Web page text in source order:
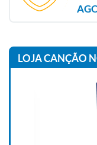
LOJA CANÇÃO